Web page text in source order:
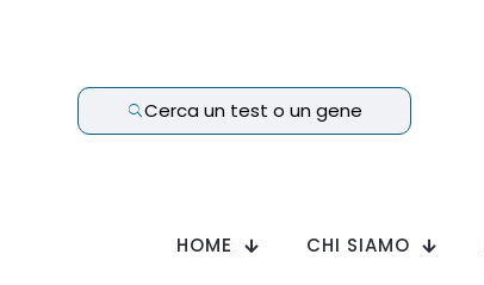
Cerca un test o un gene
HOME CHI SIAMO